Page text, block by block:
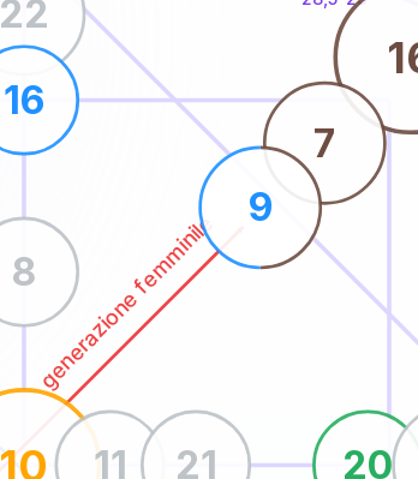
generazione femminile
10 20
22
16
11 21
8
7
9